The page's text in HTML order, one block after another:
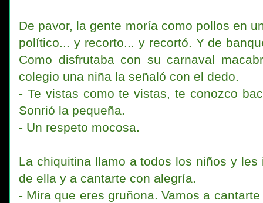
De pavor, la gente moría como pollos en
político... y recorto... y recortó. Y de
Como disfrutaba con su carnaval
colegio una niña la señaló con el dedo.
- Te vistas como te vistas, te conozco
Sonrió la pequeña.
- Un respeto mocosa.
La chiquitina llamo a todos los niños y
de ella y a cantarte con alegría.
- Mira que eres gruñona. Vamos a